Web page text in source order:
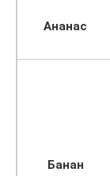
Ананас
Банан